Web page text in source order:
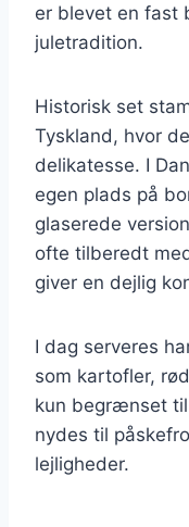
er blevet en fast
juletradition.
Historisk set
Tyskland, hvor
delikatesse. I
egen plads på
glaserede
ofte tilberedt
giver en dejlig
I dag serveres
som kartofler,
kun begrænset
nydes til
lejligheder.